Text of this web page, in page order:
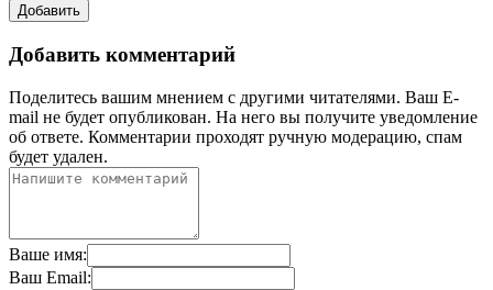
Добавить
Добавить комментарий
Поделитесь вашим мнением с другими читателями. Ваш E-
mail не будет опубликован. На него вы получите уведомление
об ответе. Комментарии проходят ручную модерацию, спам
будет удален.
Ваше имя:
Ваш Email: